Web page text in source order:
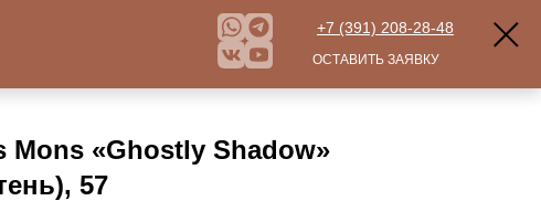
Mons «Ghostly Shadow»
57
+7 (391) 208-28-48
ОСТАВИТЬ ЗАЯВКУ